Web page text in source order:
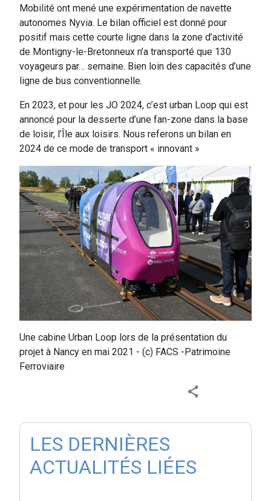
Mobilité ont mené une expérimentation de navette
autonomes Nyvia. Le bilan officiel est donné pour
positif mais cette courte ligne dans la zone d’activité
de Montigny-le-Bretonneux n’a transporté que 130
voyageurs par… semaine. Bien loin des capacités d’une
ligne de bus conventionnelle.
En 2023, et pour les JO 2024, c’est urban Loop qui est
annoncé pour la desserte d’une fan-zone dans la base
de loisir, l’Île aux loisirs. Nous referons un bilan en
2024 de ce mode de transport « innovant »
Une cabine Urban Loop lors de la présentation du
projet à Nancy en mai 2021 - (c) FACS -Patrimoine
Ferroviaire
LES DERNIÈRES
ACTUALITÉS LIÉES